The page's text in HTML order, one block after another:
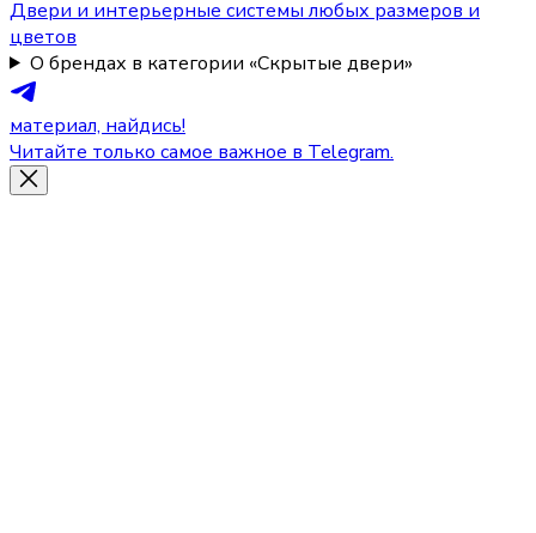
Двери и интерьерные системы любых размеров и
цветов
О брендах в категории «Скрытые двери»
материал, найдись!
Читайте только самое важное в Telegram.